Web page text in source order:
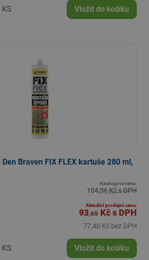
KS Vložit do košíku
Braven FIX FLEX kartuše 280 ml,
Katalogová cena:
104,06 Kč s DPH
Aktuální prodejní cena:
93,65 Kčs DPH
77,40 Kč bez DPH
KS Vložit do košíku